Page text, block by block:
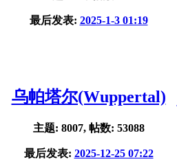
最后发表: 2025-1-3 01:19
乌帕塔尔(Wuppertal)
主题: 8007, 帖数: 53088
最后发表: 2025-12-25 07:22